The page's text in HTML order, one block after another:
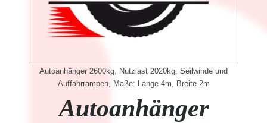
Autoanhänger 2600kg, Nutzlast 2020kg, Seilwinde und
Auffahrrampen, Maße: Länge 4m, Breite 2m
Autoanhänger